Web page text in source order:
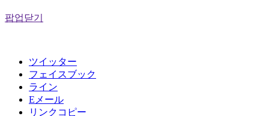
팝업닫기
ツイッター
フェイスブック
ライン
Eメール
リンクコピー